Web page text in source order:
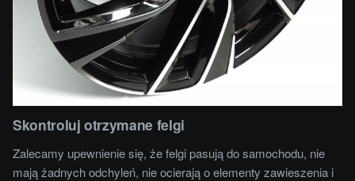
Skontroluj otrzymane felgi
Zalecamy upewnienie się, że felgi pasują do samochodu, nie
mają żadnych odchyleń, nie ocierają o elementy zawieszenia i